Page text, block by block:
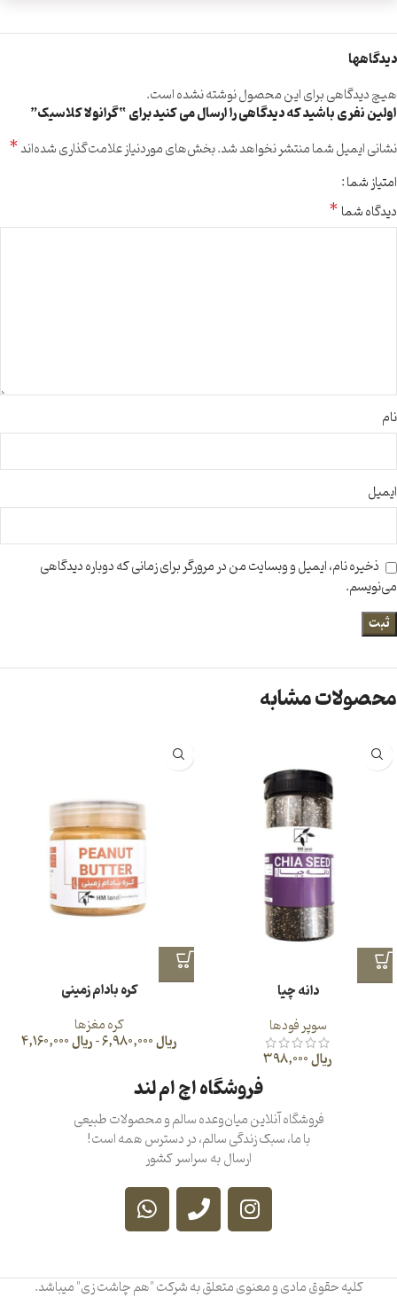
دیدگاهها
هیچ دیدگاهی برای این محصول نوشته نشده است.
اولین نفری باشید که دیدگاهی را ارسال می کنید برای “گرانولا کلاسیک”
نشانی ایمیل شما منتشر نخواهد شد.بخش‌های موردنیاز علامت‌گذاری شده‌اند*
امتیاز شما
دیدگاه شما*
نام
ایمیل
ذخیره نام، ایمیل و وبسایت من در مرورگر برای زمانی که دوباره دیدگاهی
می‌نویسم.
محصولات مشابه
دانه چیا
سوپر فودها
ریال
کره بادام زمینی
کره مغزها
ریال –ریال
فروشگاه اچ ام لند
فروشگاه آنلاین میان‌وعده سالم و محصولات طبیعی
با ما، سبک زندگی سالم، در دسترس همه است!
ارسال به سراسر کشور
کلیه حقوق مادی و معنوی متعلق به شرکت "هم چاشت زی" میباشد.